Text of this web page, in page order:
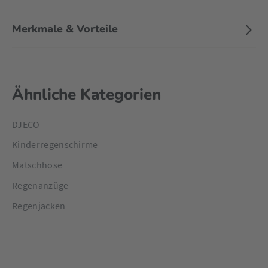
Merkmale & Vorteile
Ähnliche Kategorien
DJECO
Kinderregenschirme
Matschhose
Regenanzüge
Regenjacken